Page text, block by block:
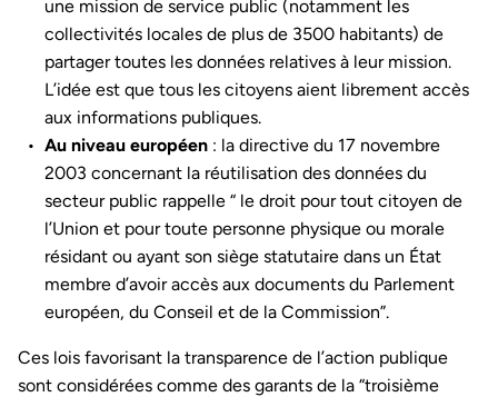
une mission de service public (notamment les
collectivités locales de plus de 3500 habitants) de
partager toutes les données relatives à leur mission.
L’idée est que tous les citoyens aient librement accès
aux informations publiques.
Au niveau européen : la directive du 17 novembre
2003 concernant la réutilisation des données du
secteur public rappelle “ le droit pour tout citoyen de
l’Union et pour toute personne physique ou morale
résidant ou ayant son siège statutaire dans un État
membre d’avoir accès aux documents du Parlement
européen, du Conseil et de la Commission”.
Ces lois favorisant la transparence de l’action publique
sont considérées comme des garants de la “troisième